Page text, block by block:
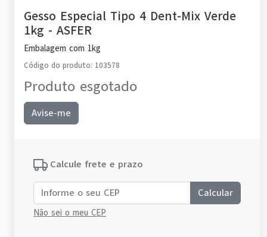
Gesso Especial Tipo 4 Dent-Mix Verde
1kg - ASFER
Embalagem com 1kg
Código do produto: 103578
Produto esgotado
Avise-me
Calcule frete e prazo
Calcular
Não sei o meu CEP